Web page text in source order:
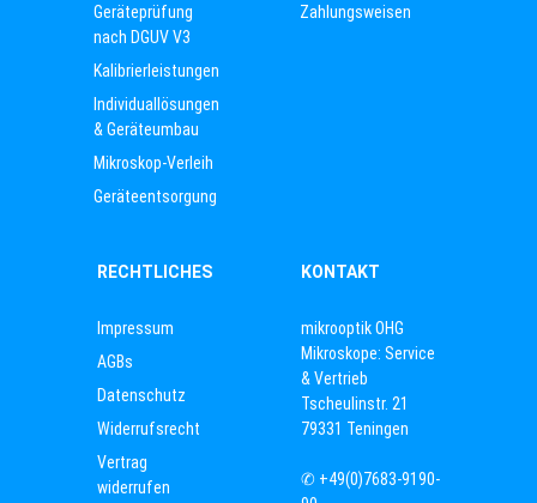
Geräteprüfung
nach DGUV V3
Kalibrierleistungen
Individuallösungen
& Geräteumbau
Mikroskop-Verleih
Geräteentsorgung
Zahlungsweisen
RECHTLICHES
Impressum
AGBs
Datenschutz
Widerrufsrecht
Vertrag
widerrufen
KONTAKT
mikrooptik OHG
Mikroskope: Service
& Vertrieb
Tscheulinstr. 21
79331 Teningen
✆ +49(0)7683-9190-